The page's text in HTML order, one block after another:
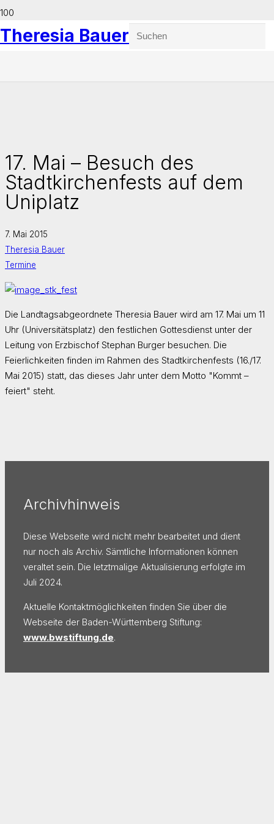
Theresia Bauer
17. Mai – Besuch des
Stadtkirchenfests auf dem
Uniplatz
7. Mai 2015
Theresia Bauer
Termine
Die Landtagsabgeordnete Theresia Bauer wird am 17. Mai um 11
Uhr (Universitätsplatz) den festlichen Gottesdienst unter der
Leitung von Erzbischof Stephan Burger besuchen. Die
Feierlichkeiten finden im Rahmen des Stadtkirchenfests (16./17.
Mai 2015) statt, das dieses Jahr unter dem Motto "Kommt –
feiert" steht.
Archivhinweis
Diese Webseite wird nicht mehr bearbeitet und dient
nur noch als Archiv. Sämtliche Informationen können
veraltet sein. Die letztmalige Aktualisierung erfolgte im
Juli 2024.
Aktuelle Kontaktmöglichkeiten finden Sie über die
Webseite der Baden-Württemberg Stiftung:
www.bwstiftung.de.